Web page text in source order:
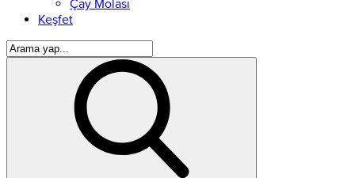
Çay Molası
Keşfet